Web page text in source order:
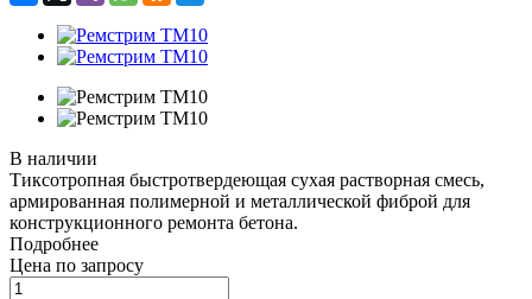
В наличии
Тиксотропная быстротвердеющая сухая растворная смесь,
армированная полимерной и металлической фиброй для
конструкционного ремонта бетона.
Подробнее
Цена по запросу